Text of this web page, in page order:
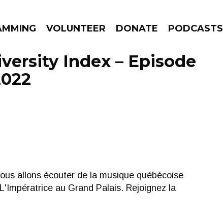
VOLUNTEER DONATE PODCASTS
GO!
Index – Episode
allons écouter de la musique québécoise
au Grand Palais. Rejoignez la